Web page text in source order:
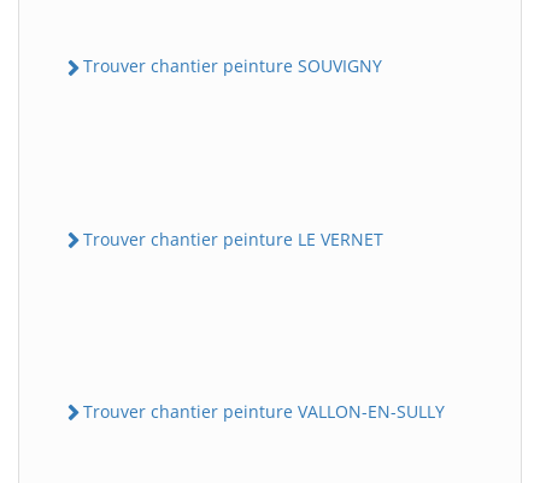
Trouver chantier peinture SOUVIGNY
Trouver chantier peinture LE VERNET
Trouver chantier peinture VALLON-EN-SULLY